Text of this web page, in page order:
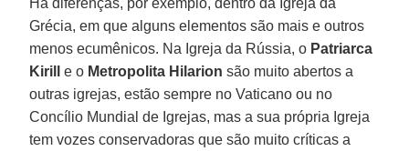
Grécia, em que alguns elementos são mais e outros
menos ecumênicos. Na Igreja da Rússia, o Patriarca
Kirill
e o Metropolita Hilarion são muito abertos a
outras igrejas, estão sempre no Vaticano ou no
Concílio Mundial de Igrejas, mas a sua própria Igreja
tem vozes conservadoras que são muito críticas a